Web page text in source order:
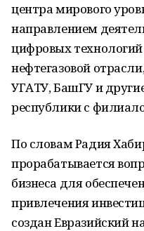
центра мирового
направлением
цифровых
нефтегазовой
УГАТУ, БашГУ и
республики с
По словам Радия
прорабатывается
бизнеса для
привлечения
создан Евразийский